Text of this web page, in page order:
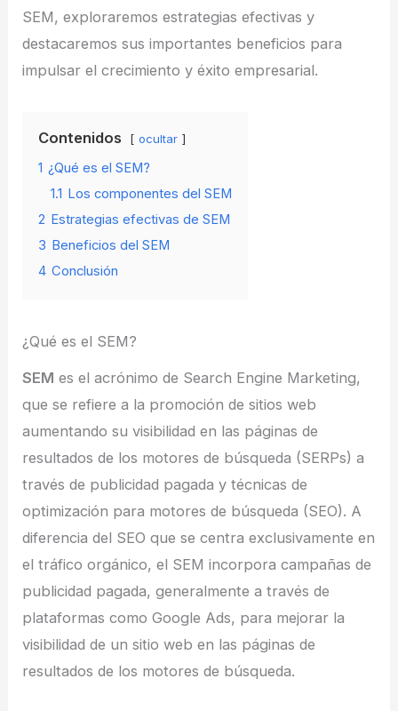
SEM, exploraremos estrategias efectivas y
destacaremos sus importantes beneficios para
impulsar el crecimiento y éxito empresarial.
Contenidos ocultar
1 ¿Qué es el SEM?
1.1 Los componentes del SEM
2 Estrategias efectivas de SEM
3 Beneficios del SEM
4 Conclusión
¿Qué es el SEM?
SEM es el acrónimo de Search Engine Marketing,
que se refiere a la promoción de sitios web
aumentando su visibilidad en las páginas de
resultados de los motores de búsqueda (SERPs) a
través de publicidad pagada y técnicas de
optimización para motores de búsqueda (SEO). A
diferencia del SEO que se centra exclusivamente en
el tráfico orgánico, el SEM incorpora campañas de
publicidad pagada, generalmente a través de
plataformas como Google Ads, para mejorar la
visibilidad de un sitio web en las páginas de
resultados de los motores de búsqueda.